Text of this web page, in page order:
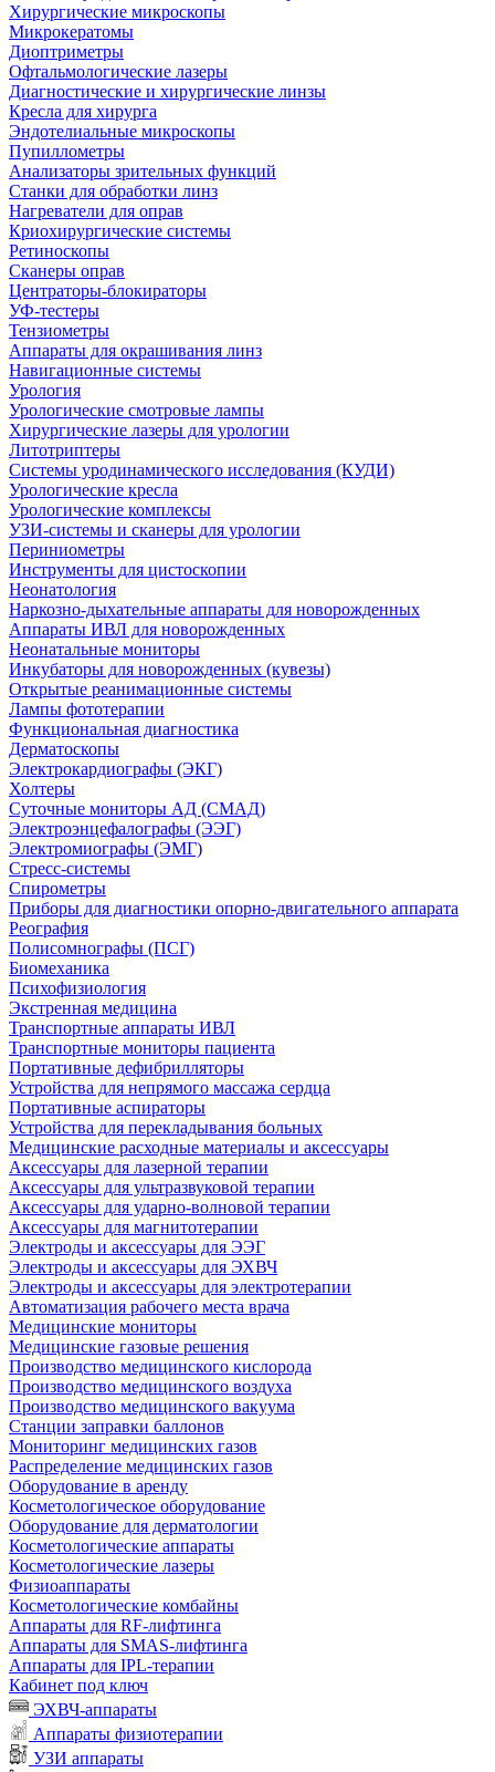
Хирургические микроскопы
Микрокератомы
Диоптриметры
Офтальмологические лазеры
Диагностические и хирургические линзы
Кресла для хирурга
Эндотелиальные микроскопы
Пупиллометры
Анализаторы зрительных функций
Станки для обработки линз
Нагреватели для оправ
Криохирургические системы
Ретиноскопы
Сканеры оправ
Центраторы-блокираторы
УФ-тестеры
Тензиометры
Аппараты для окрашивания линз
Навигационные системы
Урология
Урологические смотровые лампы
Хирургические лазеры для урологии
Литотриптеры
Системы уродинамического исследования (КУДИ)
Урологические кресла
Урологические комплексы
УЗИ-системы и сканеры для урологии
Периниометры
Инструменты для цистоскопии
Неонатология
Наркозно-дыхательные аппараты для новорожденных
Аппараты ИВЛ для новорожденных
Неонатальные мониторы
Инкубаторы для новорожденных (кувезы)
Открытые реанимационные системы
Лампы фототерапии
Функциональная диагностика
Дерматоскопы
Электрокардиографы (ЭКГ)
Холтеры
Суточные мониторы АД (СМАД)
Электроэнцефалографы (ЭЭГ)
Электромиографы (ЭМГ)
Стресс-системы
Спирометры
Приборы для диагностики опорно-двигательного аппарата
Реография
Полисомнографы (ПСГ)
Биомеханика
Психофизиология
Экстренная медицина
Транспортные аппараты ИВЛ
Транспортные мониторы пациента
Портативные дефибрилляторы
Устройства для непрямого массажа сердца
Портативные аспираторы
Устройства для перекладывания больных
Медицинские расходные материалы и аксессуары
Аксессуары для лазерной терапии
Аксессуары для ультразвуковой терапии
Аксессуары для ударно-волновой терапии
Аксессуары для магнитотерапии
Электроды и аксессуары для ЭЭГ
Электроды и аксессуары для ЭХВЧ
Электроды и аксессуары для электротерапии
Автоматизация рабочего места врача
Медицинские мониторы
Медицинские газовые решения
Производство медицинского кислорода
Производство медицинского воздуха
Производство медицинского вакуума
Станции заправки баллонов
Мониторинг медицинских газов
Распределение медицинских газов
Оборудование в аренду
Косметологическое оборудование
Оборудование для дерматологии
Косметологические аппараты
Косметологические лазеры
Физиоаппараты
Косметологические комбайны
Аппараты для RF-лифтинга
Аппараты для SMAS-лифтинга
Аппараты для IPL-терапии
Кабинет под ключ
ЭХВЧ-аппараты
Аппараты физиотерапии
УЗИ аппараты